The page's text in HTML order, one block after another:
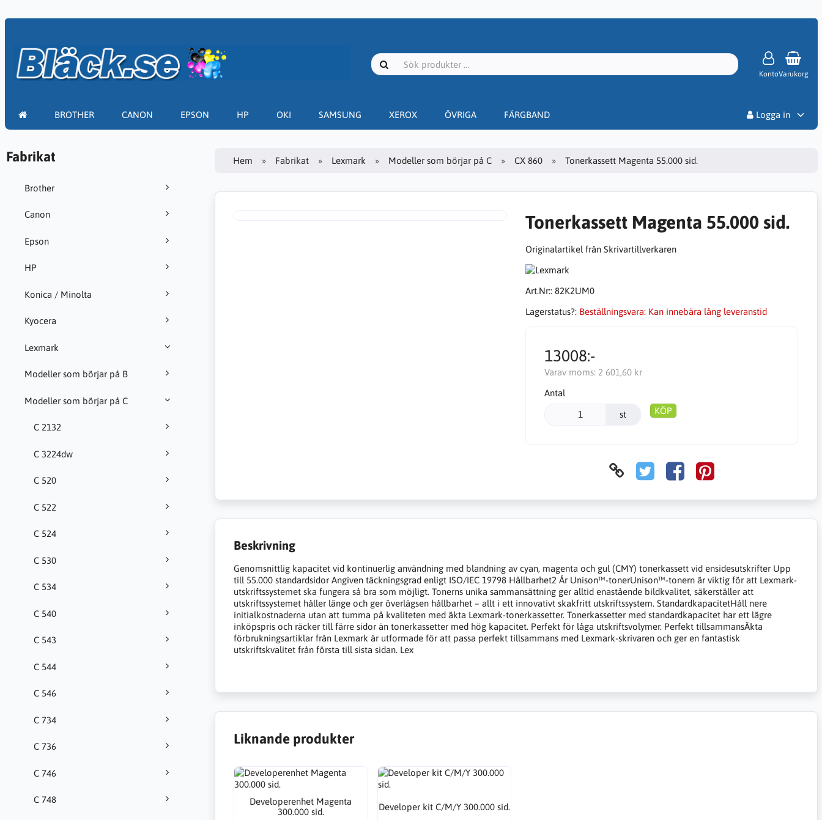
KontoVarukorg
BROTHER CANON EPSON HP OKI SAMSUNG XEROX ÖVRIGA FÄRGBAND
Logga in
Fabrikat
Brother
Canon
Epson
HP
Konica / Minolta
Kyocera
Lexmark
Modeller som börjar på B
Modeller som börjar på C
C 2132
C 3224dw
C 520
C 522
C 524
C 530
C 534
C 540
C 543
C 544
C 546
C 734
C 736
C 746
C 748
Hem Fabrikat Lexmark Modeller som börjar på C CX 860 Tonerkassett Magenta 55.000 sid.
Tonerkassett Magenta 55.000 sid.
Originalartikel från Skrivartillverkaren
Art.Nr:: 82K2UM0
Lagerstatus?: Beställningsvara: Kan innebära lång leveranstid
13008:-
Varav moms: 2 601,60 kr
Antal
st KÖP
Beskrivning
Genomsnittlig kapacitet vid kontinuerlig användning med blandning av cyan, magenta och gul (CMY) tonerkassett vid ensidesutskrifter Upp
till 55.000 standardsidor Angiven täckningsgrad enligt ISO/IEC 19798 Hållbarhet2 År Unison™-tonerUnison™-tonern är viktig för att Lexmark-
utskriftssystemet ska fungera så bra som möjligt. Tonerns unika sammansättning ger alltid enastående bildkvalitet, säkerställer att
utskriftssystemet håller länge och ger överlägsen hållbarhet – allt i ett innovativt skakfritt utskriftssystem. StandardkapacitetHåll nere
initialkostnaderna utan att tumma på kvaliteten med äkta Lexmark-tonerkassetter. Tonerkassetter med standardkapacitet har ett lägre
inköpspris och räcker till färre sidor än tonerkassetter med hög kapacitet. Perfekt för låga utskriftsvolymer. Perfekt tillsammansÄkta
förbrukningsartiklar från Lexmark är utformade för att passa perfekt tillsammans med Lexmark-skrivaren och ger en fantastisk
utskriftskvalitet från första till sista sidan. Lex
Liknande produkter
Developerenhet Magenta
300.000 sid.
Developer kit C/M/Y 300.000 sid.